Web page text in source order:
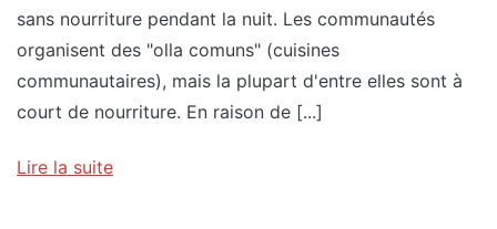
sans nourriture pendant la nuit. Les communautés
organisent des "olla comuns" (cuisines
communautaires), mais la plupart d'entre elles sont à
court de nourriture. En raison de [...]
Lire la suite